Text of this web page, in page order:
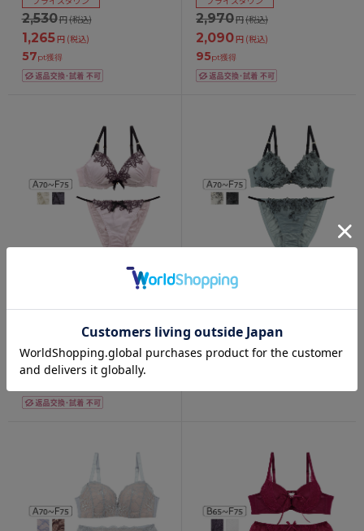
2,530円(税込)
1,265円 (税込)
57pt獲得
2,970円(税込)
2,090円 (税込)
95pt獲得
327254｜COCO Linge ビューテ
2,970 (税込)
プライスダウン
1,485円 (税込)
327236｜COCO Linge ミステリ
アスフラワー ブラセット
2,970円 (税込)
135pt獲得